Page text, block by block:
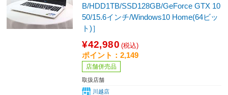
B/HDD1TB/SSD128GB/GeForce GTX 10
50/15.6インチ/Windows10 Home(64ビッ
ト)］
¥42,980 (税込)
ポイント：2,149
店舗併売品
取扱店舗
川越店